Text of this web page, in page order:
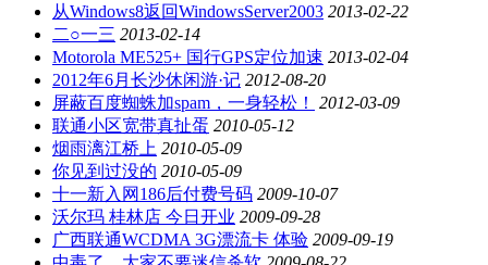
从Windows8返回WindowsServer2003 2013-02-22
二○一三 2013-02-14
Motorola ME525+ 国行GPS定位加速 2013-02-04
2012年6月长沙休闲游·记 2012-08-20
屏蔽百度蜘蛛加spam，一身轻松！
2012-03-09
联通小区宽带真扯蛋 2010-05-12
烟雨漓江桥上 2010-05-09
你见到过没的 2010-05-09
十一新入网186后付费号码 2009-10-07
沃尔玛 桂林店 今日开业 2009-09-28
广西联通WCDMA 3G漂流卡 体验 2009-09-19